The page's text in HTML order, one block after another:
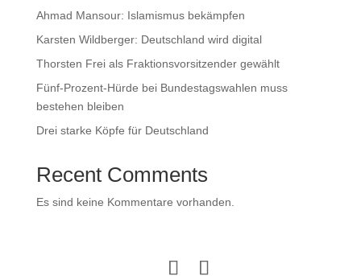
Ahmad Mansour: Islamismus bekämpfen
Karsten Wildberger: Deutschland wird digital
Thorsten Frei als Fraktionsvorsitzender gewählt
Fünf-Prozent-Hürde bei Bundestagswahlen muss
bestehen bleiben
Drei starke Köpfe für Deutschland
Recent Comments
Es sind keine Kommentare vorhanden.